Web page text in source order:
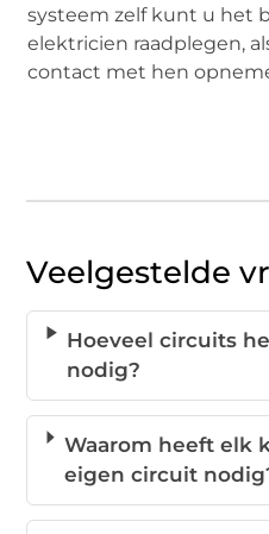
systeem zelf kunt u het
elektricien raadplegen,
contact met hen
Veelgestelde
Hoeveel circuits
nodig?
Waarom heeft elk
eigen circuit